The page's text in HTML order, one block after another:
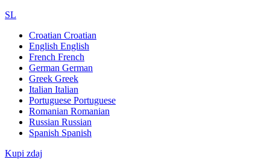
SL
Croatian Croatian
English English
French French
German German
Greek Greek
Italian Italian
Portuguese Portuguese
Romanian Romanian
Russian Russian
Spanish Spanish
Kupi zdaj